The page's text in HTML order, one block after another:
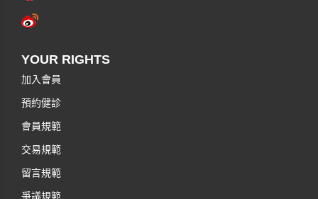
YOUR RIGHTS
加入會員
預約健診
會員規範
交易規範
留言規範
爭議規範